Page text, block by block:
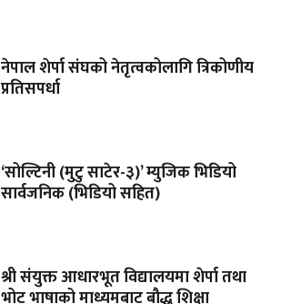
नेपाल शेर्पा संघको नेतृत्वकोलागि त्रिकोणीय
प्रतिसपर्धा
‘सोल्टिनी (मुटु साटेर-३)’ म्युजिक भिडियो
सार्वजनिक (भिडियो सहित)
श्री संयुक्त आधारभूत विद्यालयमा शेर्पा तथा